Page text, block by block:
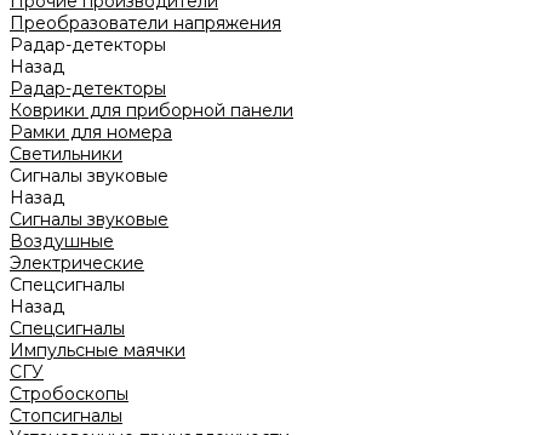
Преобразователи напряжения
Радар-детекторы
Назад
Радар-детекторы
Коврики для приборной панели
Рамки для номера
Светильники
Сигналы звуковые
Назад
Сигналы звуковые
Воздушные
Электрические
Спецсигналы
Назад
Спецсигналы
Импульсные маячки
СГУ
Стробоскопы
Стопсигналы